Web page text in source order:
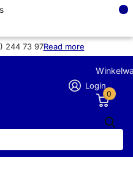
×
244 73 97Read more
Login
0